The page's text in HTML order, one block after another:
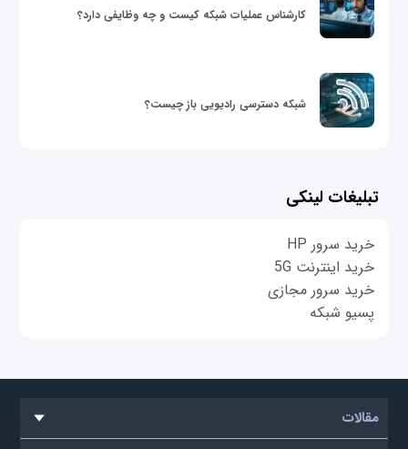
کارشناس عملیات شبکه کیست و چه وظایفی دارد؟
شبکه دسترسی رادیویی باز چیست؟
تبلیغات لینکی
خرید سرور HP
خرید اینترنت 5G
خرید سرور مجازی
پسیو شبکه
مقالات